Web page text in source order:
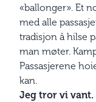
«ballonger». Et
med alle
tradisjon å hilse
man møter.
Passasjerene
kan.
Jeg tror vi vant.